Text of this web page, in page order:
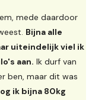
mede daardoor
Bijna alle
uiteindelijk viel ik
aan. Ik durf van
ben, maar dit was
ik bijna 80kg